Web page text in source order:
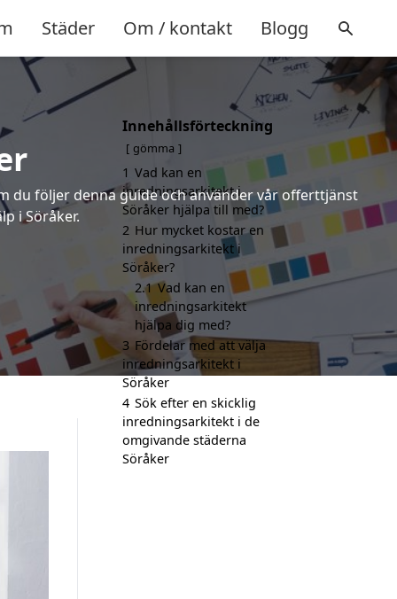
Städer Om / kontakt Blogg
du följer denna guide och använder vår offerttjänst
i Söråker.
Innehållsförteckning
gömma
1 Vad kan en
inredningsarkitekt i
Söråker hjälpa till med?
2 Hur mycket kostar en
inredningsarkitekt i
Söråker?
2.1 Vad kan en
inredningsarkitekt
hjälpa dig med?
3 Fördelar med att välja
inredningsarkitekt i
Söråker
4 Sök efter en skicklig
inredningsarkitekt i de
omgivande städerna
Söråker